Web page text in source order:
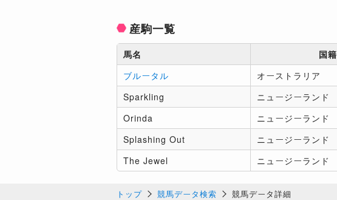
産駒一覧
馬名 国籍
ブルータル
オーストラリア
Sparkling
ニュージーランド
Orinda
ニュージーランド
Splashing Out
ニュージーランド
The Jewel
ニュージーランド
トップ 競馬データ検索 競馬データ詳細